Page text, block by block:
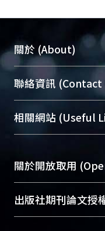
關於 (About)
臺大位居世界頂尖
展現本校豐碩的研
機構典藏（NTUR
台，成為臺大學術
究能量、促進交流
成果。
To permanently
profiles and
services of “NTU
聯絡資訊 (Contact
總館學科館員(Main
醫學圖書館學科館
Sciences Library)
相關網站 (Useful
關於開放取用
開放取用是從使用
動，應用在學術研
出版社期刊論文